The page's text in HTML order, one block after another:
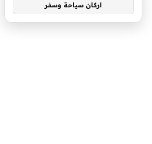
اركان سياحة وسفر